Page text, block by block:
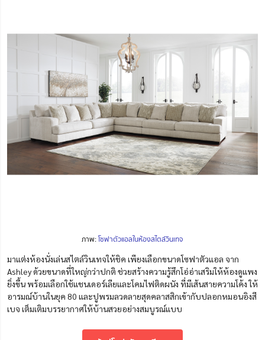
ภาพ:โซฟาตัวแอลในห้องสไตล์วินเทจ
มาแต่งห้องนั่งเล่นสไตล์วินเทจให้ชิค เพียงเลือกขนาดโซฟาตัวแอล จาก
Ashley ด้วยขนาดที่ใหญ่กว่าปกติ ช่วยสร้างความรู้สึกโอ่อ่าเสริมให้ห้องดูแพง
ยิ่งขึ้นพร้อมเลือกใช้แชนเดอร์เลียและโคมไฟติดผนัง ที่มีเส้นสายความโค้ง ให้
อารมณ์บ้านในยุค 80 และปูพรมลวดลายสุดคลาสสิกเข้ากับปลอกหมอนอิงสี
เบจ เต็มเติมบรรยากาศให้บ้านสวยอย่างสมบูรณ์แบบ